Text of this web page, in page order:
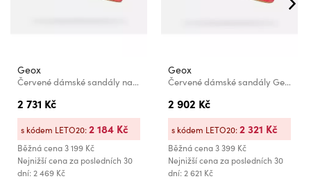
Geox
Červené dámské sandály na podpatku Geox Virnilisa 65 S
2 731 Kč
Běžná cena3 199 Kč
Nejnižší cena za posledních 30
dní: 2 469 Kč
s kódem LETO20:2 184 Kč
Geox
Červené dámské sandály Geox New Eraklia 80 T01
2 902 Kč
Běžná cena3 399 Kč
Nejnižší cena za posledních 30
dní: 2 621 Kč
s kódem LETO20:2 321 Kč